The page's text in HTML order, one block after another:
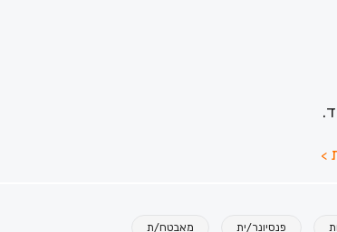
>
פנסיונר/ית מאבטח/ת